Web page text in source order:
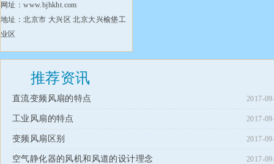
网址：www.bjhkht.com
地址：北京市 大兴区 北京大兴榆垡工
业区
推荐资讯
2017-
直流变频风扇的特点
2017-
工业风扇的特点
2017-
变频风扇区别
2017-
空气静化器的风机和风道的设计理念